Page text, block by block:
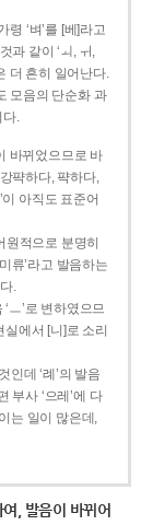
‘벼’를 [베]라고
과 같이 ‘ㅚ, ㅟ,
더 흔히 일어난다.
모음의 단순화 과
다.
바뀌었으므로 바
퍅하다, 퍅하다,
이 아직도 표준어
원적으로 분명히
류’라고 발음하는
.
ㅡ’로 변하였으므
실에서 [니]로 소리
인데 ‘례’의 발음
부사 ‘으레’에 다
는 일이 많은데,
, 발음이 바뀌어